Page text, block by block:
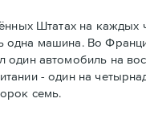
Штатах на каждых
одна машина. Во
один автомобиль на
- один на
семь.